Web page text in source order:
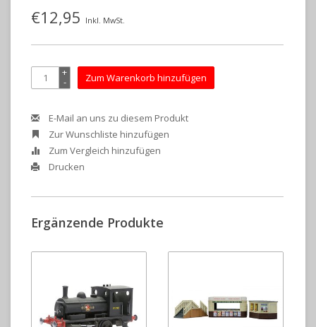
€12,95 Inkl. MwSt.
+
- Zum Warenkorb hinzufügen
E-Mail an uns zu diesem Produkt
Zur Wunschliste hinzufügen
Zum Vergleich hinzufügen
Drucken
Ergänzende Produkte